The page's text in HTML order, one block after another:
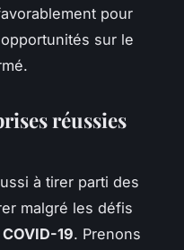
pour
sur le
réussies
à tirer parti des
malgré les défis
COVID-19. Prenons